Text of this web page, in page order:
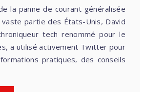
la panne de courant généralisée
vaste partie des États-Unis, David
tech renommé pour le
a utilisé activement Twitter pour
pratiques, des conseils